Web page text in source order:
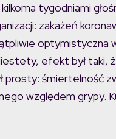
tygodniami
zakażeń
optymistyczna
efekt był taki,
prosty: śmiertelność
względem grypy.